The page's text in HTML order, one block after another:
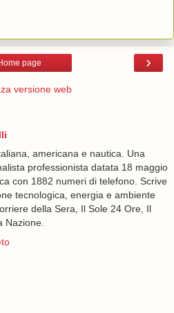
›
page
versione web
americana e nautica. Una
professionista datata 18 maggio
con 1882 numeri di telefono. Scrive
tecnologica, energia e ambiente
della Sera, Il Sole 24 Ore, Il
Nazione.